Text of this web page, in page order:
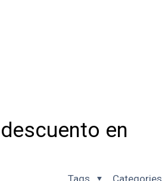
en
Categories
Tags